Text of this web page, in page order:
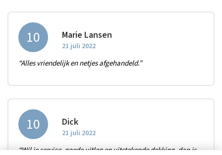
10 Marie Lansen
21 juli 2022
“Alles vriendelijk en netjes afgehandeld.”
10 Dick
21 juli 2022
“Wil je service, goede uitleg en uitstekende dekking, dan is